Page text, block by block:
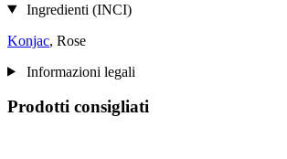
Ingredienti (INCI)
Konjac, Rose
Informazioni legali
Prodotti consigliati